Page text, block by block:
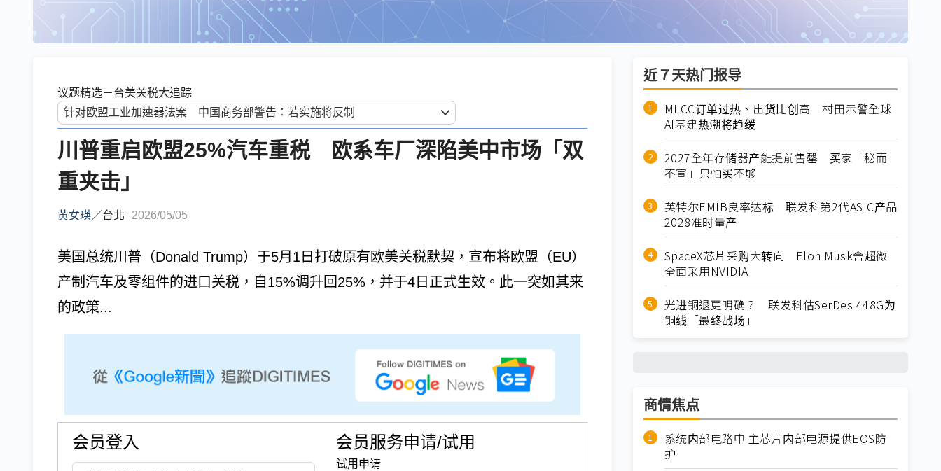
议题精选－台美关税大追踪
川普重启欧盟25%汽车重税 欧系车厂深陷美中市场「双
重夹击」
黄女瑛／台北 2026/05/05
美国总统川普（Donald Trump）于5月1日打破原有欧美关税默契，宣布将欧盟（EU）
产制汽车及零组件的进口关税，自15%调升回25%，并于4日正式生效。此一突如其来
的政策...
会员登入 会员服务申请/试用
试用申请
近７天热门报导
MLCC订单过热、出货比创高 村田示警全球
AI基建热潮将趋缓
2027全年存储器产能提前售罄 买家「秘而
不宣」只怕买不够
英特尔EMIB良率达标 联发科第2代ASIC产品
2028准时量产
SpaceX芯片采购大转向 Elon Musk舍超微
全面采用NVIDIA
光进铜退更明确？ 联发科估SerDes 448G为
铜线「最终战场」
商情焦点
系统内部电路中 主芯片内部电源提供EOS防
护